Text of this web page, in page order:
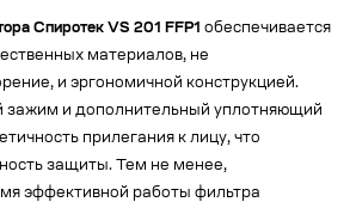
Спиротек VS 201 FFP1 обеспечивается
материалов, не
и эргономичной конструкцией.
зажим и дополнительный уплотняющий
прилегания к лицу, что
защиты. Тем не менее,
эффективной работы фильтра